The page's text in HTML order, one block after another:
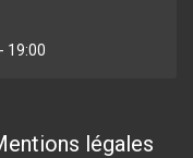
19:00
légales